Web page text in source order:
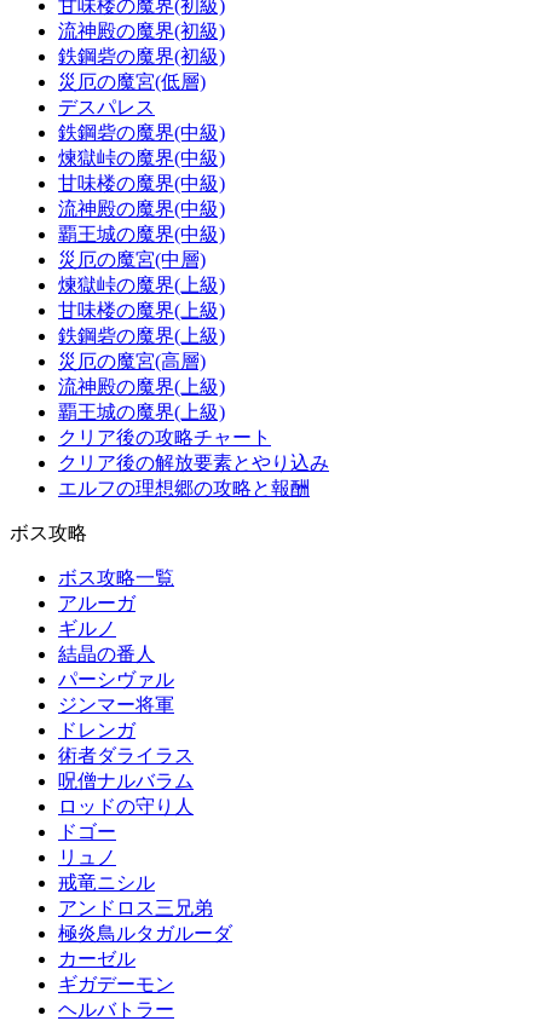
甘味楼の魔界(初級)
流神殿の魔界(初級)
鉄鋼砦の魔界(初級)
災厄の魔宮(低層)
デスパレス
鉄鋼砦の魔界(中級)
煉獄峠の魔界(中級)
甘味楼の魔界(中級)
流神殿の魔界(中級)
覇王城の魔界(中級)
災厄の魔宮(中層)
煉獄峠の魔界(上級)
甘味楼の魔界(上級)
鉄鋼砦の魔界(上級)
災厄の魔宮(高層)
流神殿の魔界(上級)
覇王城の魔界(上級)
クリア後の攻略チャート
クリア後の解放要素とやり込み
エルフの理想郷の攻略と報酬
ボス攻略
ボス攻略一覧
アルーガ
ギルノ
結晶の番人
パーシヴァル
ジンマー将軍
ドレンガ
術者ダライラス
呪僧ナルバラム
ロッドの守り人
ドゴー
リュノ
戒竜ニシル
アンドロス三兄弟
極炎鳥ルタガルーダ
カーゼル
ギガデーモン
ヘルバトラー